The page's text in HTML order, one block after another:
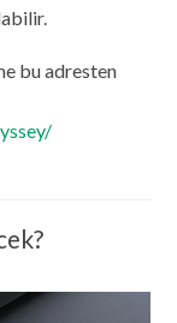
bu adresten